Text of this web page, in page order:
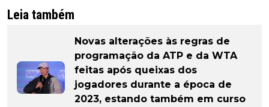
Leia também
Novas alterações às regras de
programação da ATP e da WTA
feitas após queixas dos
jogadores durante a época de
2023, estando também em curso